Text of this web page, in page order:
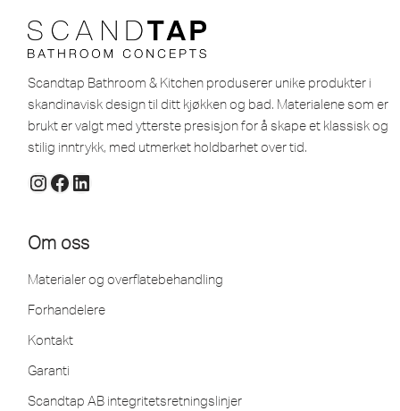
Scandtap Bathroom & Kitchen produserer unike produkter i
skandinavisk design til ditt kjøkken og bad. Materialene som er
brukt er valgt med ytterste presisjon for å skape et klassisk og
stilig inntrykk, med utmerket holdbarhet over tid.
Om oss
Materialer og overflatebehandling
Forhandelere
Kontakt
Garanti
Scandtap AB integritetsretningslinjer